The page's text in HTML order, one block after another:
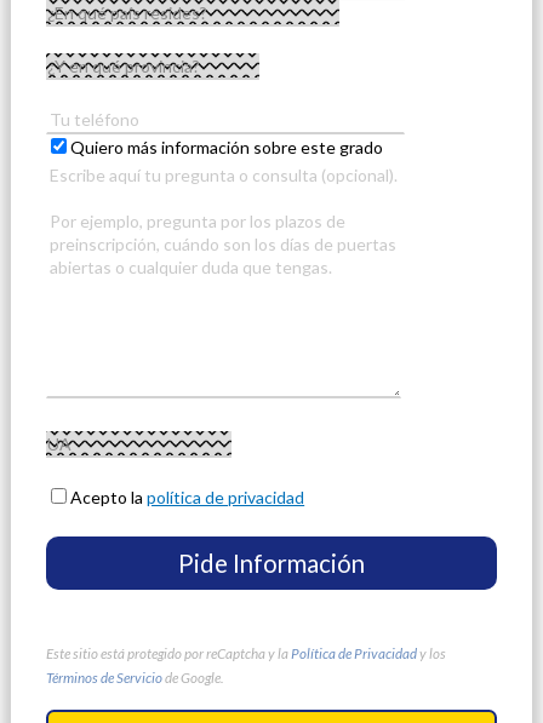
Quiero más información sobre este grado
Acepto lapolítica de privacidad
Este sitio está protegido por reCaptcha y la Política de Privacidady los
Términos de Serviciode Google.